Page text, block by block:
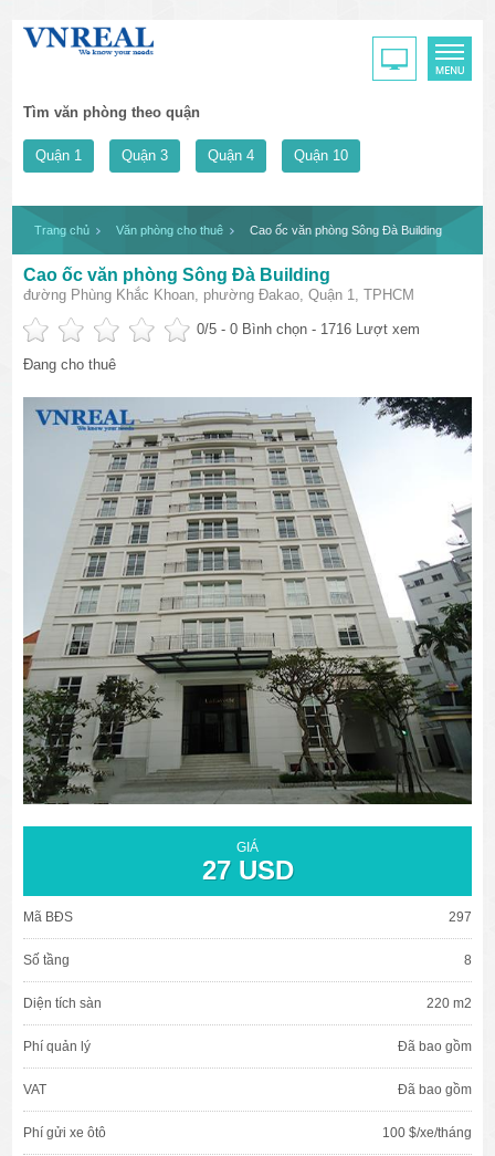
Tìm văn phòng theo quận
Quận 1 Quận 3 Quận 4 Quận 10
Trang chủ Văn phòng cho thuê Cao ốc văn phòng Sông Đà Building
Cao ốc văn phòng Sông Đà Building
đường Phùng Khắc Khoan, phường Đakao, Quận 1, TPHCM
0/5 -0 Bình chọn - 1716 Lượt xem
Đang cho thuê
GIÁ
27 USD
Mã BĐS 297
Số tầng 8
Diện tích sàn 220 m2
Phí quản lý Đã bao gồm
VAT Đã bao gồm
Phí gửi xe ôtô 100 $/xe/tháng
văn phòng cho thuê quận 3
văn phòng quận 1
văn phòng quận 3
cao ốc văn phòng quận 1
cao ốc văn phòng quận 3